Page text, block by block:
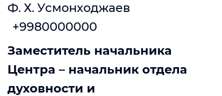
Ф. Х. Усмонходжаев
+9980000000
Заместитель начальника
Центра – начальник отдела
духовности и